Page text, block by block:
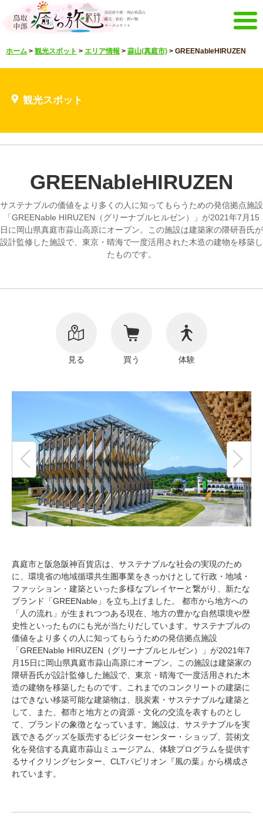
ホーム イベントキャンペーン
見どころ映像
メルマガ&パンフレット
その他のメニュー
鳥取中部観光推進機構 お問い合わせ
当サイトについて
ホーム > 観光スポット > エリア情報 > 蒜山(真庭市) > GREENableHIRUZEN
観光スポット
GREENableHIRUZEN
サステナブルの価値をより多くの人に知ってもらうための発信拠点施設
「GREENable HIRUZEN（グリーナブルヒルゼン）」が2021年7月15
日に岡山県真庭市蒜山高原にオープン。この施設は建築家の隈研吾氏が
設計監修した施設で、東京・晴海で一度活用された木造の建物を移築し
たものです。
見る 買う 体験
真庭市と阪急阪神百貨店は、サステナブルな社会の実現のため
に、環境省の地域循環共生圏事業をきっかけとして行政・地域・
ファッション・建築といった多様なプレイヤーと繋がり、新たな
ブランド「GREENable」を立ち上げました。 都市から地方への
「人の流れ」が生まれつつある現在、地方の豊かな自然環境や歴
史性といったものにも光が当たりだしています。サステナブルの
価値をより多くの人に知ってもらうための発信拠点施設
「GREENable HIRUZEN（グリーナブルヒルゼン）」が2021年7
月15日に岡山県真庭市蒜山高原にオープン。この施設は建築家の
隈研吾氏が設計監修した施設で、東京・晴海で一度活用された木
造の建物を移築したものです。これまでのコンクリートの建築に
はできない移築可能な建築物は、脱炭素・サステナブルな建築と
して、また、都市と地方との資源・文化の交流を表すものとし
て、ブランドの象徴となっています。施設は、サステナブルを実
践できるグッズを販売するビジターセンター・ショップ、芸術文
化を発信する真庭市蒜山ミュージアム、体験プログラムを提供す
るサイクリングセンター、CLTパビリオン『風の葉』から構成さ
れています。